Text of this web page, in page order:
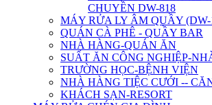
CHUYỀN DW-818
MÁY RỬA LY ÂM QUẦY (DW-
QUÁN CÀ PHÊ - QUẦY BAR
NHÀ HÀNG-QUÁN ĂN
SUẤT ĂN CÔNG NGHIỆP-
TRƯỜNG HỌC-BỆNH VIỆN
NHÀ HÀNG TIỆC CƯỚI --
KHÁCH SẠN-RESORT